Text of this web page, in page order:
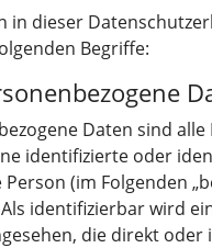
in dieser
Begriffe:
Daten sind
identifizierte oder
(im Folgenden
identifizierbar wird
die direkt oder